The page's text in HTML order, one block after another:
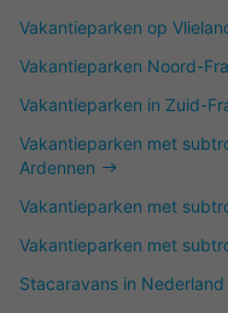
Vakantieparken op
Vakantieparken Noord-
Vakantieparken in Zuid-
Vakantieparken met
Ardennen
Vakantieparken met
Vakantieparken met
Stacaravans in Nederland